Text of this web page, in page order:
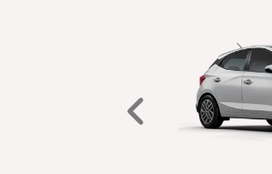
Anterior